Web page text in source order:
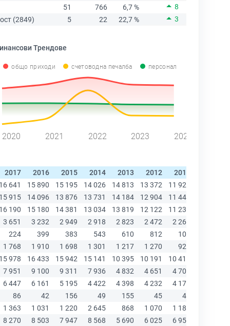
51
766 6,7 %
8
(2849)
5 22 22,7 % 3
Трендове
общо приходи счетоводна печалба персонал
2020 2021 2022 2023 2024
2017 2016 2015 2014 2013 2012 2011